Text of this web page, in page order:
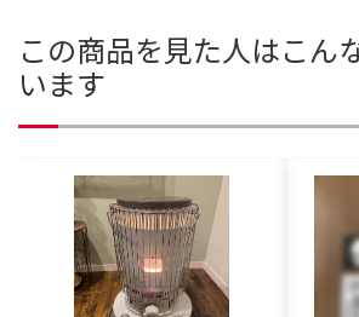
この商品を見た人はこん
います